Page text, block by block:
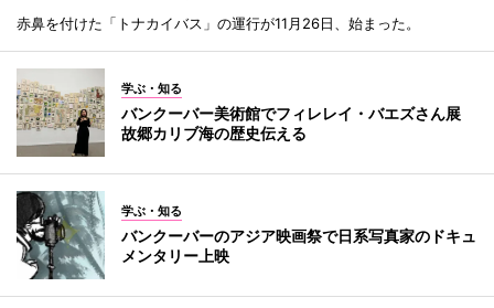
赤鼻を付けた「トナカイバス」の運行が11月26日、始まった。
学ぶ・知る
バンクーバー美術館でフィレレイ・バエズさん展
故郷カリブ海の歴史伝える
学ぶ・知る
バンクーバーのアジア映画祭で日系写真家のドキュ
メンタリー上映